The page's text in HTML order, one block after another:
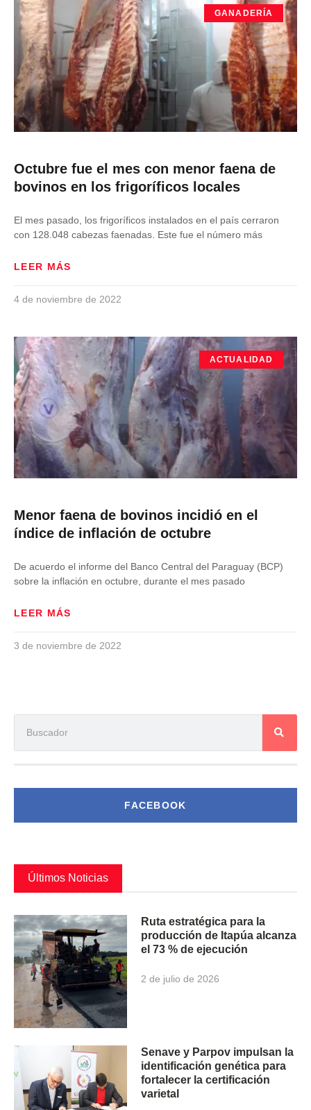
GANADERÍA
Octubre fue el mes con menor faena de
bovinos en los frigoríficos locales
El mes pasado, los frigoríficos instalados en el país cerraron
con 128.048 cabezas faenadas. Este fue el número más
LEER MÁS
4 de noviembre de 2022
ACTUALIDAD
Menor faena de bovinos incidió en el
índice de inflación de octubre
De acuerdo el informe del Banco Central del Paraguay (BCP)
sobre la inflación en octubre, durante el mes pasado
LEER MÁS
3 de noviembre de 2022
FACEBOOK
Últimos Noticias
Ruta estratégica para la
producción de Itapúa alcanza
el 73 % de ejecución
2 de julio de 2026
Senave y Parpov impulsan la
identificación genética para
fortalecer la certificación
varietal